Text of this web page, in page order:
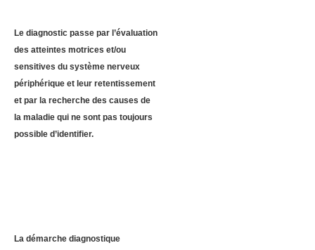
Le diagnostic passe par l’évaluation
des atteintes motrices et/ou
sensitives du système nerveux
périphérique et leur retentissement
et par la recherche des causes de
la maladie qui ne sont pas toujours
possible d’identifier.
La démarche diagnostique